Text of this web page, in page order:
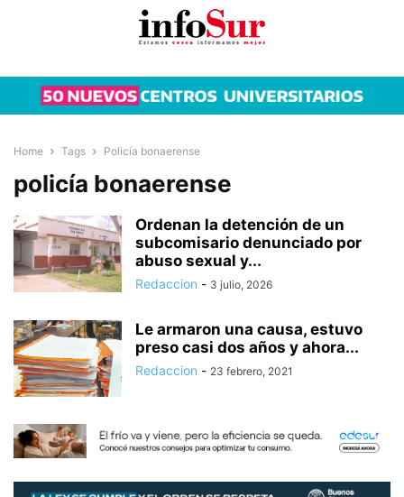
Home Tags Policía bonaerense
policía bonaerense
Ordenan la detención de un
subcomisario denunciado por
abuso sexual y...
Redaccion - 3 julio, 2026
Le armaron una causa, estuvo
preso casi dos años y ahora...
Redaccion - 23 febrero, 2021